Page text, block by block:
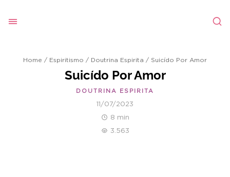
Home / Espiritismo / Doutrina Espirita / Suicído Por Amor
Suicído Por Amor
DOUTRINA ESPIRITA
11/07/2023
8 min
3.563